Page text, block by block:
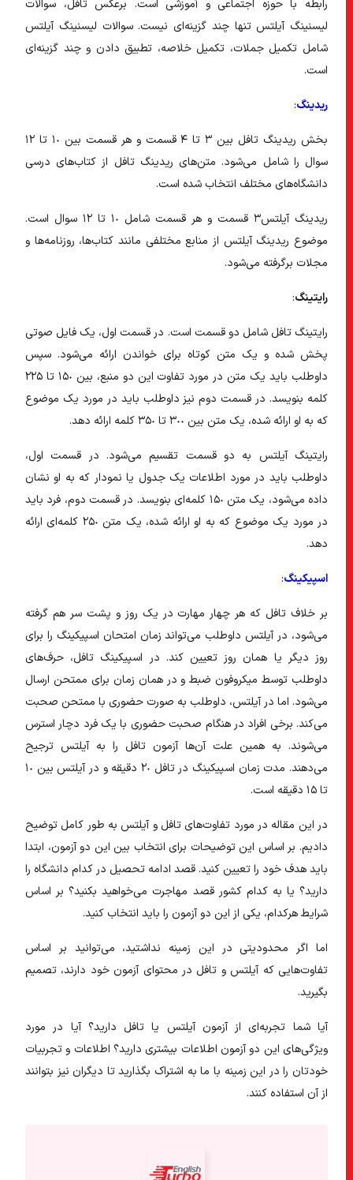
رابطه با حوزه اجتماعی و آموزشی است. برعکس تافل، سوالات
لیسنینگ آیلتس تنها چند گزینه‌ای نیست. سوالات لیسنینگ آیلتس
شامل تکمیل جملات، تکمیل خلاصه، تطبیق دادن و چند گزینه‌ای
است.
ریدینگ:
بخش ریدینگ تافل بین ٣ تا ۴ قسمت و هر قسمت بین ١٠ تا ١٢
سوال را شامل می‌شود. متن‌های ریدینگ تافل از کتاب‌های درسی
دانشگاه‌های مختلف انتخاب شده است.
ریدینگ آیلتس٣ قسمت و هر قسمت شامل ١٠ تا ١٢ سوال است.
موضوع ریدینگ آیلتس از منابع مختلفی مانند کتاب‌ها، روزنامه‌ها و
مجلات برگرفته می‌شود.
رایتینگ:
رایتینگ تافل شامل دو قسمت است. در قسمت اول، یک فایل صوتی
پخش شده و یک متن کوتاه برای خواندن ارائه می‌شود. سپس
داوطلب باید یک متن در مورد تفاوت این دو منبع، بین ١۵٠ تا ٢٢۵
کلمه بنویسد. در قسمت دوم نیز داوطلب باید در مورد یک موضوع
که به او ارائه شده، یک متن بین ٣٠٠ تا ٣۵٠ کلمه ارائه دهد.
رایتینگ آیلتس به دو قسمت تقسیم می‌شود. در قسمت اول،
داوطلب باید در مورد اطلاعات یک جدول یا نمودار که به او نشان
داده می‌شود، یک متن ١۵٠ کلمه‌ای بنویسد. در قسمت دوم، فرد باید
در مورد یک موضوع که به او ارائه شده، یک متن ٢۵٠ کلمه‌ای ارائه
دهد.
اسپیکینگ:
بر خلاف تافل که هر چهار مهارت در یک روز و پشت سر هم گرفته
می‌شود، در آیلتس داوطلب می‌تواند زمان امتحان اسپیکینگ را برای
روز دیگر یا همان روز تعیین کند. در اسپیکینگ تافل، حرف‌های
داوطلب توسط میکروفون ضبط و در همان زمان برای ممتحن ارسال
می‌شود. اما در آیلتس، داوطلب به صورت حضوری با ممتحن صحبت
می‌کند. برخی افراد در هنگام صحبت حضوری با یک فرد دچار استرس
می‌شوند. به همین علت آن‌ها آزمون تافل را به آیلتس ترجیح
می‌دهند. مدت زمان اسپیکینگ در تافل ٢٠ دقیقه و در آیلتس بین ١٠
تا ١۵ دقیقه است.
در این مقاله در مورد تفاوت‌های تافل و آیلتس به طور کامل توضیح
دادیم. بر اساس این توضیحات برای انتخاب بین این دو آزمون، ابتدا
باید هدف خود را تعیین کنید. قصد ادامه تحصیل در کدام دانشگاه را
دارید؟ یا به کدام کشور قصد مهاجرت می‌خواهید بکنید؟ بر اساس
شرایط هرکدام، یکی از این دو آزمون را باید انتخاب کنید.
اما اگر محدودیتی در این زمینه نداشتید، می‌توانید بر اساس
تفاوت‌هایی که آیلتس و تافل در محتوای آزمون خود دارند، تصمیم
بگیرید.
آیا شما تجربه‌ای از آزمون آیلتس یا تافل دارید؟ آیا در مورد
ویژگی‌های این دو آزمون اطلاعات بیشتری دارید؟ اطلاعات و تجربیات
خودتان را در این زمینه با ما به اشتراک بگذارید تا دیگران نیز بتوانند
از آن استفاده کنند.